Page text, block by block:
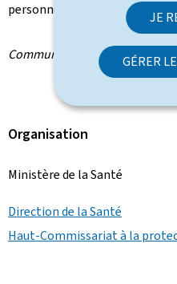
JE
GÉRER
personnes vulnérables.
Communiqué par le ministère
Organisation
Ministère de la Santé
Direction de la Santé
Haut-Commissariat à la